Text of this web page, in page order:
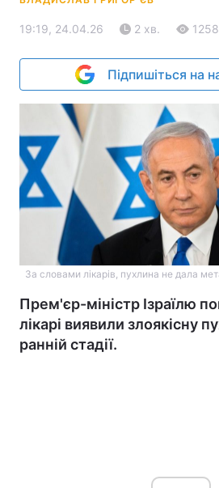
19:19, 24.04.26 2 хв. 1258
Підпишіться на
За словами лікарів, пухлина не дала
Прем'єр-міністр Ізраїлю
лікарі виявили злоякісну
ранній стадії.